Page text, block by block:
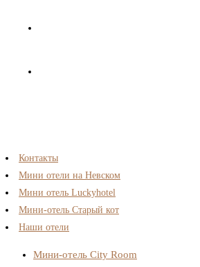
Контакты
Мини отели на Невском
Мини отель Luckyhotel
Мини-отель Старый кот
Наши отели
Мини-отель City Room